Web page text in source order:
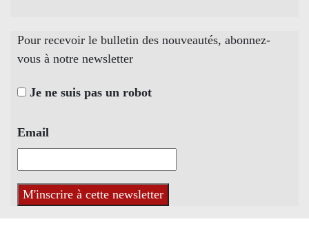
Pour recevoir le bulletin des nouveautés, abonnez-
vous à notre newsletter
Je ne suis pas un robot
Email